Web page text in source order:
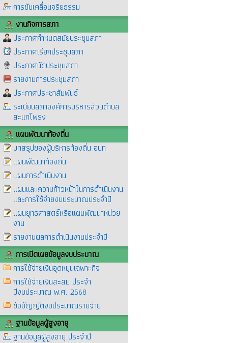
การขับเคลื่อนจริยธรรม
งานกิจการสภา
ประกาศกำหนดสมัยประชุมสภา
ประกาศเรียกประชุมสภา
ประกาศนัดประชุมสภา
รายงานการประชุมสภา
ประกาศประชาสัมพันธ์
ระเบียบสภาองค์การบริหารส่วนตำบล
สะแกโพรง
แผนพัฒนาท้องถิ่น
บทสรุปของผู้บริหารท้องถิ่น อปท
แผนพัฒนาท้องถิ่น
แผนการดำเนินงาน
แผนและความก้าวหน้าในการดำเนินงาน
และการใช้จ่ายงบประมาณประจำปี
แผนยุทธศาสตร์หรือแผนพัฒนาหน่วย
งาน
รายงานผลการดำเนินงานประจำปี
การเปิดเผยข้อมูลงบประมาณ
การใช้จ่ายเงินอุดหนุนเฉพาะกิจ
การใช้จ่ายเงินสะสม ประจำ
ปีงบประมาณ พ.ศ. 2568
ข้อบัญญัติงบประมาณรายจ่าย
ฐานข้อมูลผู้สูงอายุ
ฐานข้อมูลผู้สูงอายุ ประจำปี